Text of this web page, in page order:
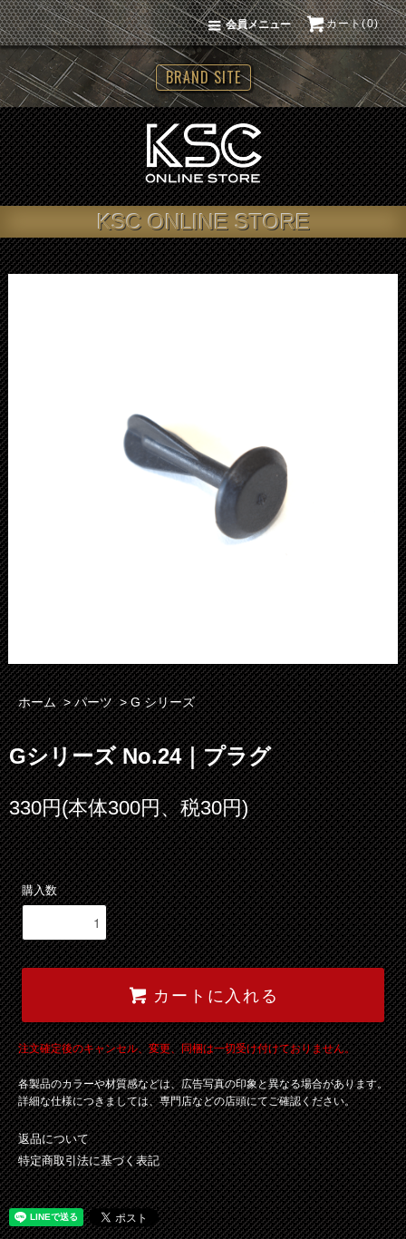
カート(0)
会員メニュー
BRAND SITE
KSC ONLINE STORE
ホーム >パーツ >G シリーズ
Gシリーズ No.24｜プラグ
330円(本体300円、税30円)
購入数
カートに入れる
注文確定後のキャンセル、変更、同梱は一切受け付けておりません。
各製品のカラーや材質感などは、広告写真の印象と異なる場合があります。
詳細な仕様につきましては、専門店などの店頭にてご確認ください。
返品について
特定商取引法に基づく表記